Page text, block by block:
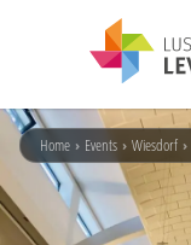
Home › Events › Wiesdorf ›